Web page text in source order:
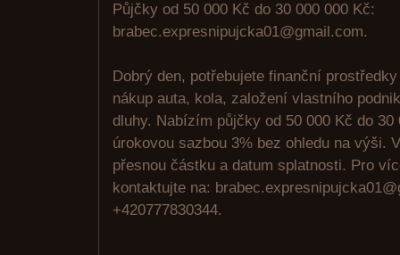
Půjčky od 50 000 Kč do 30 000 000 Kč:
brabec.expresnipujcka01@gmail.com.
Dobrý den, potřebujete finanční
nákup auta, kola, založení vlastního
dluhy. Nabízím půjčky od 50 000 Kč do 30
úrokovou sazbou 3% bez ohledu na výši.
přesnou částku a datum splatnosti. Pro
kontaktujte na:
+420777830344.